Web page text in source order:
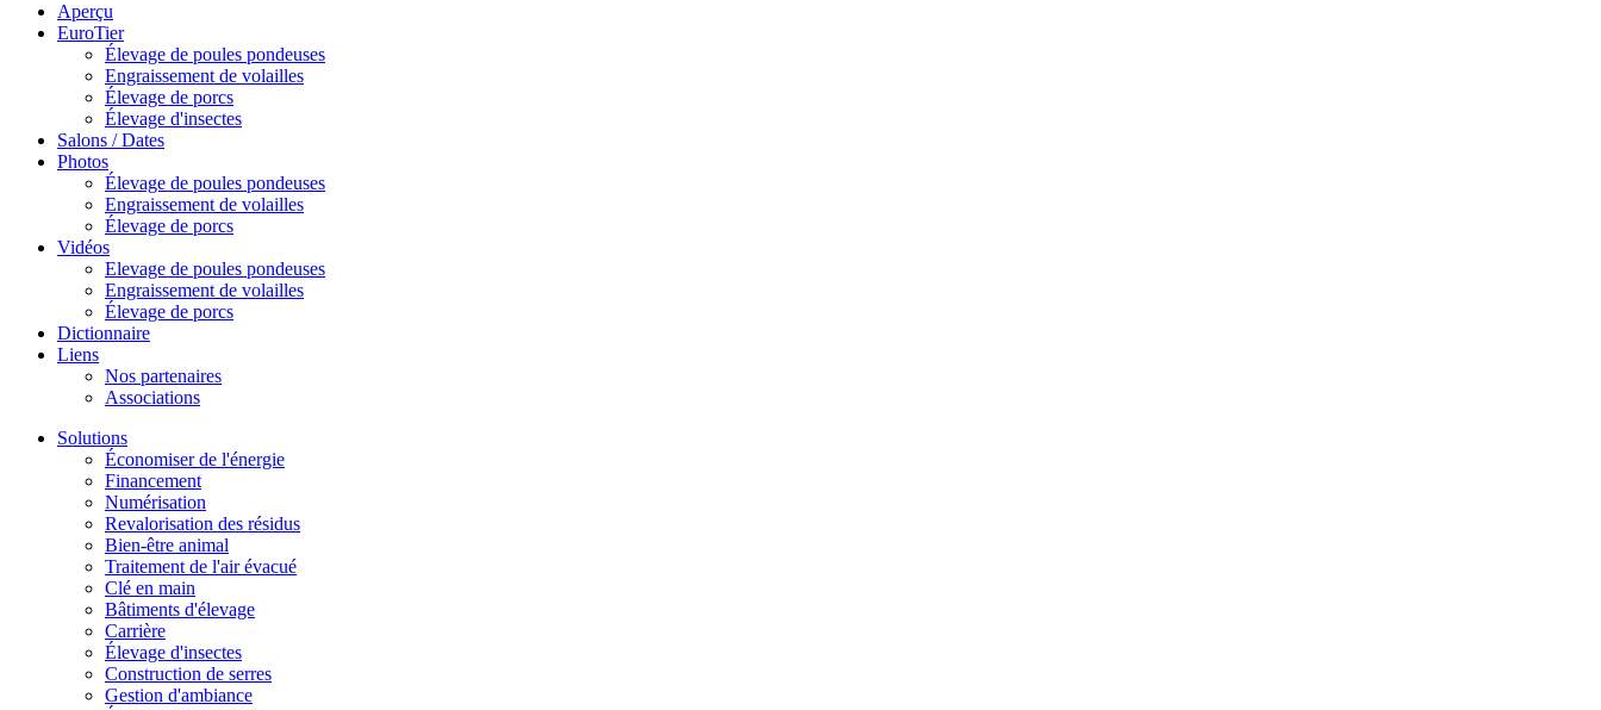
Aperçu
EuroTier
Élevage de poules pondeuses
Engraissement de volailles
Élevage de porcs
Élevage d'insectes
Salons / Dates
Photos
Élevage de poules pondeuses
Engraissement de volailles
Élevage de porcs
Vidéos
Elevage de poules pondeuses
Engraissement de volailles
Élevage de porcs
Dictionnaire
Liens
Nos partenaires
Associations
Solutions
Économiser de l'énergie
Financement
Numérisation
Revalorisation des résidus
Bien-être animal
Traitement de l'air évacué
Clé en main
Bâtiments d'élevage
Carrière
Élevage d'insectes
Construction de serres
Gestion d'ambiance